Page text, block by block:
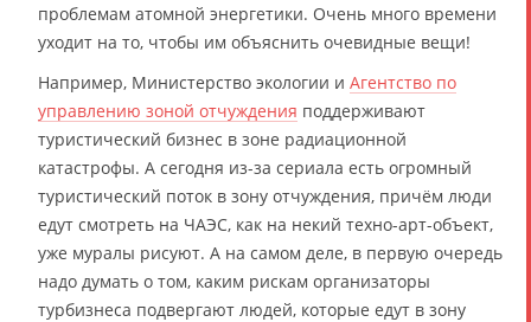
проблемам атомной энергетики. Очень много времени
уходит на то, чтобы им объяснить очевидные вещи!
Например, Министерство экологии и Агентство по
управлению зоной отчуждения поддерживают
туристический бизнес в зоне радиационной
катастрофы. А сегодня из-за сериала есть огромный
туристический поток в зону отчуждения, причём люди
едут смотреть на ЧАЭС, как на некий техно-арт-объект,
уже муралы рисуют. А на самом деле, в первую очередь
надо думать о том, каким рискам организаторы
турбизнеса подвергают людей, которые едут в зону